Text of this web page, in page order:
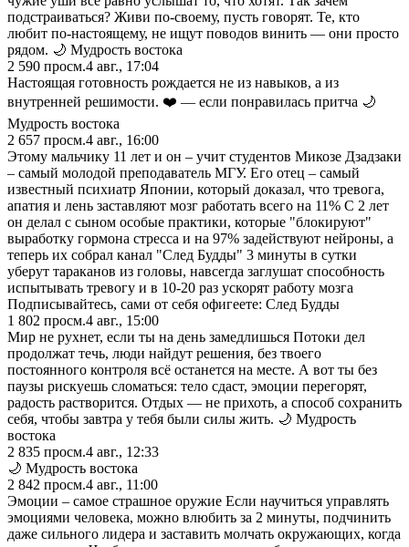
подстраиваться? Живи по-своему, пусть говорят. Те, кто
любит по-настоящему, не ищут поводов винить — они просто
рядом. 🌙 Мудрость востока
2 590 просм.4 авг., 17:04
Настоящая готовность рождается не из навыков, а из
внутренней решимости. ❤️ — если понравилась притча 🌙
Мудрость востока
2 657 просм.4 авг., 16:00
Этому мальчику 11 лет и он – учит студентов Микозе Дзадзаки
– самый молодой преподаватель МГУ. Его отец – самый
известный психиатр Японии, который доказал, что тревога,
апатия и лень заставляют мозг работать всего на 11% С 2 лет
он делал с сыном особые практики, которые "блокируют"
выработку гормона стресса и на 97% задействуют нейроны, а
теперь их собрал канал "След Будды" 3 минуты в сутки
уберут тараканов из головы, навсегда заглушат способность
испытывать тревогу и в 10-20 раз ускорят работу мозга
Подписывайтесь, сами от себя офигеете: След Будды
1 802 просм.4 авг., 15:00
Мир не рухнет, если ты на день замедлишься Потоки дел
продолжат течь, люди найдут решения, без твоего
постоянного контроля всё останется на месте. А вот ты без
паузы рискуешь сломаться: тело сдаст, эмоции перегорят,
радость растворится. Отдых — не прихоть, а способ сохранить
себя, чтобы завтра у тебя были силы жить. 🌙 Мудрость
востока
2 835 просм.4 авг., 12:33
🌙 Мудрость востока
2 842 просм.4 авг., 11:00
Эмоции – самое страшное оружие Если научиться управлять
эмоциями человека, можно влюбить за 2 минуты, подчинить
даже сильного лидера и заставить молчать окружающих, когда